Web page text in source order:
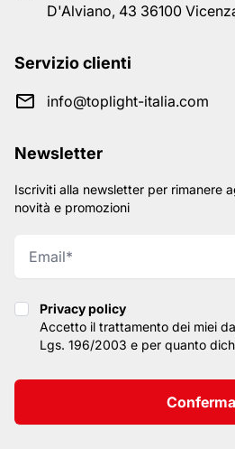
D'Alviano, 43 36100
Servizio clienti
info@toplight-italia.com
Newsletter
Iscriviti alla newsletter per rimanere
novità e promozioni
Privacy policy
Privacy policy
Accetto il trattamento dei miei
Lgs. 196/2003 e per quanto
Conferma